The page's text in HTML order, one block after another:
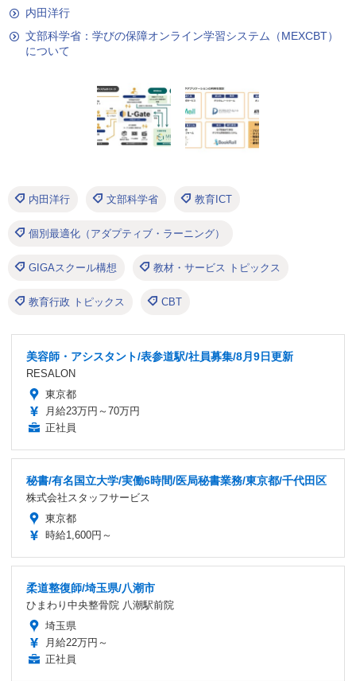
内田洋行
文部科学省：学びの保障オンライン学習システム（MEXCBT）
について
内田洋行 文部科学省 教育ICT
個別最適化（アダプティブ・ラーニング）
GIGAスクール構想 教材・サービス トピックス
教育行政 トピックス CBT
美容師・アシスタント/表参道駅/社員募集/8月9日更新
RESALON
東京都
月給23万円～70万円
正社員
秘書/有名国立大学/実働6時間/医局秘書業務/東京都/千代田区
株式会社スタッフサービス
東京都
時給1,600円～
柔道整復師/埼玉県/八潮市
ひまわり中央整骨院 八潮駅前院
埼玉県
月給22万円～
正社員